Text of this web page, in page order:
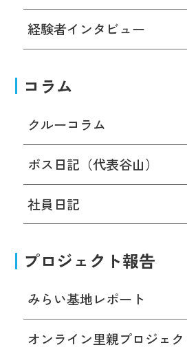
経験者インタビュー
コラム
クルーコラム
ボス日記（代表谷山）
社員日記
プロジェクト報告
みらい基地レポート
オンライン里親プロジェク